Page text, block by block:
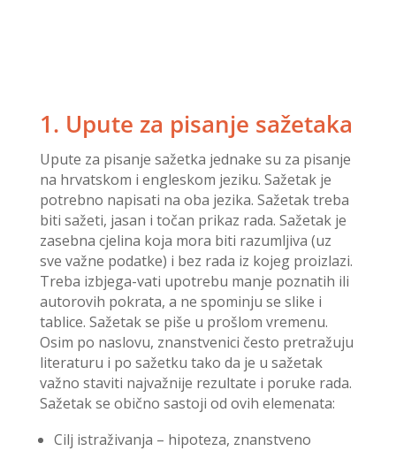
1. Upute za pisanje sažetaka
Upute za pisanje sažetka jednake su za pisanje
na hrvatskom i engleskom jeziku. Sažetak je
potrebno napisati na oba jezika. Sažetak treba
biti sažeti, jasan i točan prikaz rada. Sažetak je
zasebna cjelina koja mora biti razumljiva (uz
sve važne podatke) i bez rada iz kojeg proizlazi.
Treba izbjega-vati upotrebu manje poznatih ili
autorovih pokrata, a ne spominju se slike i
tablice. Sažetak se piše u prošlom vremenu.
Osim po naslovu, znanstvenici često pretražuju
literaturu i po sažetku tako da je u sažetak
važno staviti najvažnije rezultate i poruke rada.
Sažetak se obično sastoji od ovih elemenata:
Cilj istraživanja – hipoteza, znanstveno